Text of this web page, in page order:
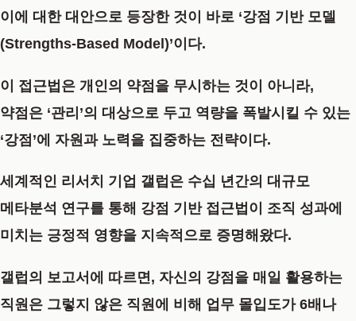
이에 대한 대안으로 등장한 것이 바로 ‘강점 기반 모델
(Strengths-Based Model)’이다.
이 접근법은 개인의 약점을 무시하는 것이 아니라,
약점은 ‘관리’의 대상으로 두고 역량을 폭발시킬 수 있는
‘강점’에 자원과 노력을 집중하는 전략이다.
세계적인 리서치 기업 갤럽은 수십 년간의 대규모
메타분석 연구를 통해 강점 기반 접근법이 조직 성과에
미치는 긍정적 영향을 지속적으로 증명해왔다.
갤럽의 보고서에 따르면, 자신의 강점을 매일 활용하는
직원은 그렇지 않은 직원에 비해 업무 몰입도가 6배나